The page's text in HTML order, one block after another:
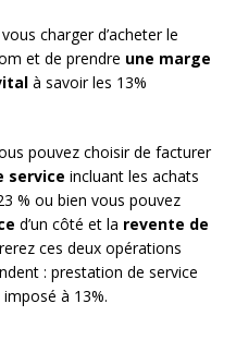
charger d’acheter le
et de prendre une marge
à savoir les 13%
pouvez choisir de facturer
service incluant les achats
% ou bien vous pouvez
d’un côté et la revente de
ces deux opérations
: prestation de service
à 13%.